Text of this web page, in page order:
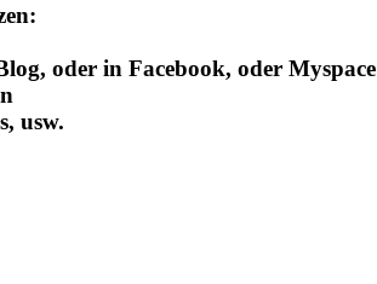
oder in Facebook, oder Myspace
usw.